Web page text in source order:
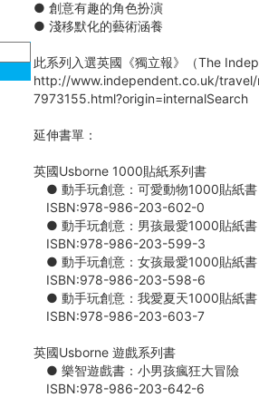
● 創意有趣的角色扮演
● 淺移默化的藝術涵養
此系列入選英國《獨立報》（The
http://www.independent.co.uk/
7973155.html?origin=internalSearch
延伸書單：
英國Usborne 1000貼紙系列書
● 動手玩創意：可愛動物1000貼紙書
ISBN:978-986-203-602-0
● 動手玩創意：男孩最愛1000貼紙書
ISBN:978-986-203-599-3
● 動手玩創意：女孩最愛1000貼紙書
ISBN:978-986-203-598-6
● 動手玩創意：我愛夏天1000貼紙書
ISBN:978-986-203-603-7
英國Usborne 遊戲系列書
● 樂智遊戲書：小男孩瘋狂大冒險
ISBN:978-986-203-642-6